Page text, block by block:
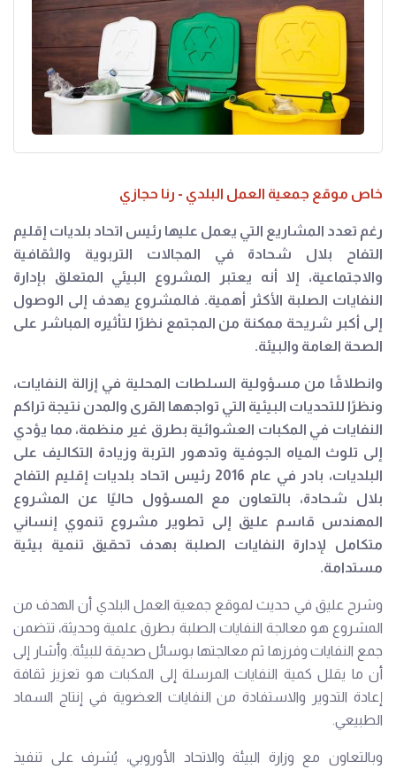
خاص موقع جمعية العمل البلدي - رنا حجازي
رغم تعدد المشاريع التي يعمل عليها رئيس اتحاد بلديات إقليم
التفاح بلال شحادة في المجالات التربوية والثقافية
والاجتماعية، إلا أنه يعتبر المشروع البيئي المتعلق بإدارة
النفايات الصلبة الأكثر أهمية. فالمشروع يهدف إلى الوصول
إلى أكبر شريحة ممكنة من المجتمع نظرًا لتأثيره المباشر على
الصحة العامة والبيئة.
وانطلاقًا من مسؤولية السلطات المحلية في إزالة النفايات،
ونظرًا للتحديات البيئية التي تواجهها القرى والمدن نتيجة تراكم
النفايات في المكبات العشوائية بطرق غير منظمة، مما يؤدي
إلى تلوث المياه الجوفية وتدهور التربة وزيادة التكاليف على
البلديات، بادر في عام 2016 رئيس اتحاد بلديات إقليم التفاح
بلال شحادة، بالتعاون مع المسؤول حاليًا عن المشروع
المهندس قاسم عليق إلى تطوير مشروع تنموي إنساني
متكامل لإدارة النفايات الصلبة بهدف تحقيق تنمية بيئية
مستدامة.
وشرح عليق في حديث لموقع جمعية العمل البلدي أن الهدف من
المشروع هو معالجة النفايات الصلبة بطرق علمية وحديثة، تتضمن
جمع النفايات وفرزها ثم معالجتها بوسائل صديقة للبيئة. وأشار إلى
أن ما يقلل كمية النفايات المرسلة إلى المكبات هو تعزيز ثقافة
إعادة التدوير والاستفادة من النفايات العضوية في إنتاج السماد
الطبيعي.
وبالتعاون مع وزارة البيئة والاتحاد الأوروبي، يُشرف على تنفيذ